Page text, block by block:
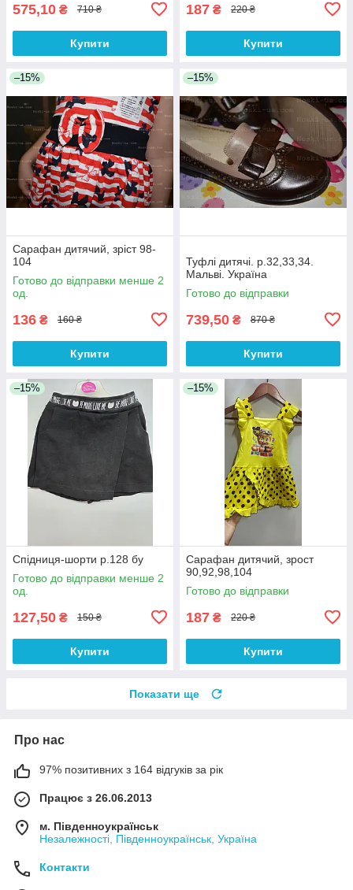
575,10 ₴ 710 ₴
Купити
187 ₴ 220 ₴
Купити
–15%
Сарафан дитячий, зріст 98-
104
Готово до відправки менше 2
од.
136 ₴ 160 ₴
Купити
–15%
Туфлі дитячі. р.32,33,34.
Мальві. Україна
Готово до відправки
739,50 ₴ 870 ₴
Купити
–15%
Спідниця-шорти р.128 бу
Готово до відправки менше 2
од.
127,50 ₴ 150 ₴
Купити
–15%
Сарафан дитячий, зрост
90,92,98,104
Готово до відправки
187 ₴ 220 ₴
Купити
Показати ще
Про нас
97% позитивних з 164 відгуків за рік
Працює з 26.06.2013
м. Південноукраїнськ
Незалежності, Південноукраїнськ, Україна
Контакти